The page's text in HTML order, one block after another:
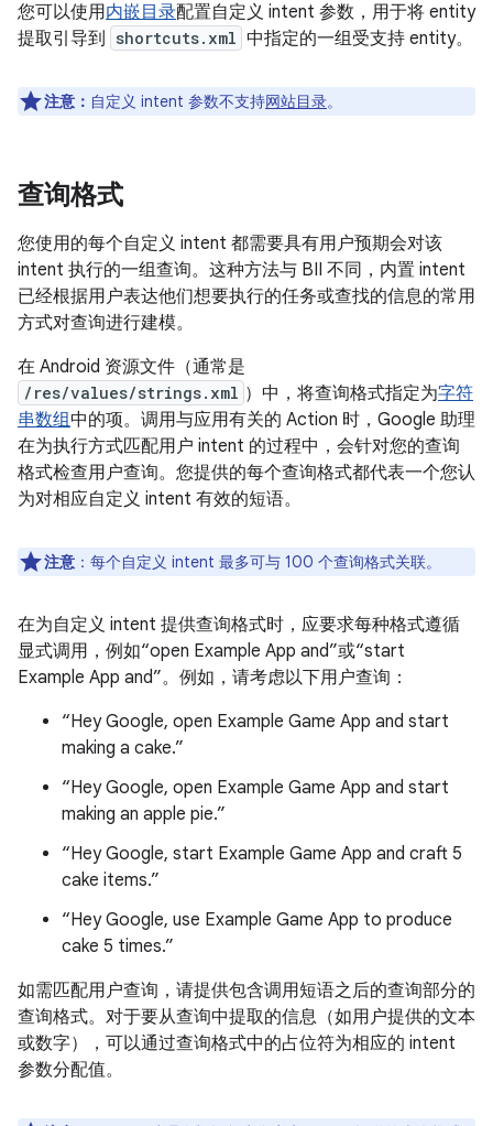
您可以使用内嵌目录配置自定义 intent 参数，用于将 entity
提取引导到
shortcuts.xml 中指定的一组受支持 entity。
注意： 自定义 intent 参数不支持网站目录。
查询格式
您使用的每个自定义 intent 都需要具有用户预期会对该
intent 执行的一组查询。这种方法与 BII 不同，内置 intent
已经根据用户表达他们想要执行的任务或查找的信息的常用
方式对查询进行建模。
在 Android 资源文件（通常是
/res/values/strings.xml ）中，将查询格式指定为字符
串数组中的项。调用与应用有关的 Action 时，Google 助理
在为执行方式匹配用户 intent 的过程中，会针对您的查询
格式检查用户查询。您提供的每个查询格式都代表一个您认
为对相应自定义 intent 有效的短语。
注意 ：每个自定义 intent 最多可与 100 个查询格式关联。
在为自定义 intent 提供查询格式时，应要求每种格式遵循
显式调用，例如“open Example App and”或“start
Example App and”。例如，请考虑以下用户查询：
“Hey Google, open Example Game App and start
making a cake.”
“Hey Google, open Example Game App and start
making an apple pie.”
“Hey Google, start Example Game App and craft 5
cake items.”
“Hey Google, use Example Game App to produce
cake 5 times.”
如需匹配用户查询，请提供包含调用短语之后的查询部分的
查询格式。对于要从查询中提取的信息（如用户提供的文本
或数字），可以通过查询格式中的占位符为相应的 intent
参数分配值。